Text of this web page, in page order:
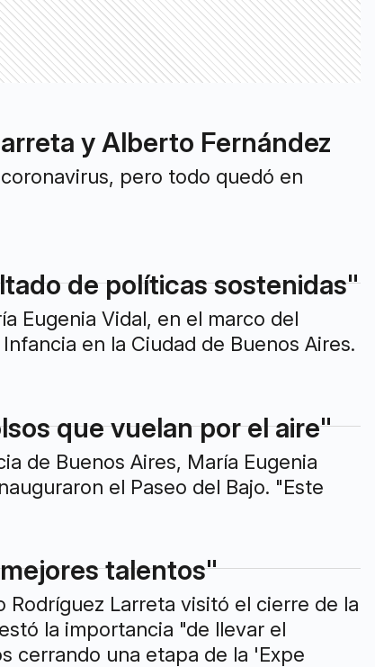
y Alberto Fernández
pero todo quedó en
de políticas sostenidas"
Eugenia Vidal, en el marco del
en la Ciudad de Buenos Aires.
que vuelan por el aire"
de Buenos Aires, María Eugenia
el Paseo del Bajo. "Este
talentos"
Larreta visitó el cierre de la
la importancia "de llevar el
cerrando una etapa de la 'Expe